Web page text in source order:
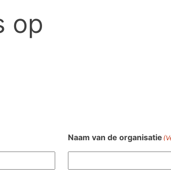
op
Naam van de organisatie